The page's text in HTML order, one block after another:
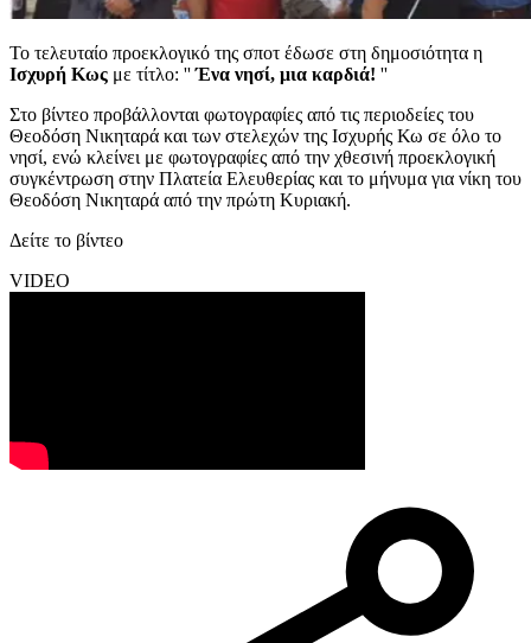
Το τελευταίο προεκλογικό της σποτ έδωσε στη δημοσιότητα η
Ισχυρή Κως με τίτλο: ''Ένα νησί, μια καρδιά! ''
Στο βίντεο προβάλλονται φωτογραφίες από τις περιοδείες του
Θεοδόση Νικηταρά και των στελεχών της Ισχυρής Κω σε όλο το
νησί, ενώ κλείνει με φωτογραφίες από την χθεσινή προεκλογική
συγκέντρωση στην Πλατεία Ελευθερίας και το μήνυμα για νίκη του
Θεοδόση Νικηταρά από την πρώτη Κυριακή.
Δείτε το βίντεο
VIDEO